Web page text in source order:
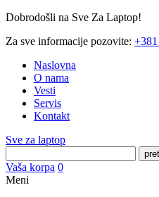
Dobrodošli na Sve Za Laptop!
Za sve informacije pozovite:
Naslovna
O nama
Vesti
Servis
Kontakt
Sve za laptop
Vaša korpa 0
Meni